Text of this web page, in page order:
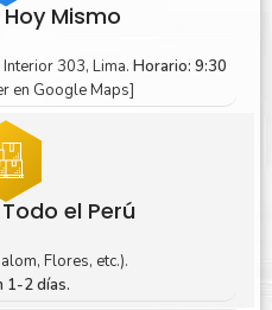
Mismo
303, Lima. Horario: 9:30
en Google Maps]
el Perú
Flores, etc.).
1-2 días.